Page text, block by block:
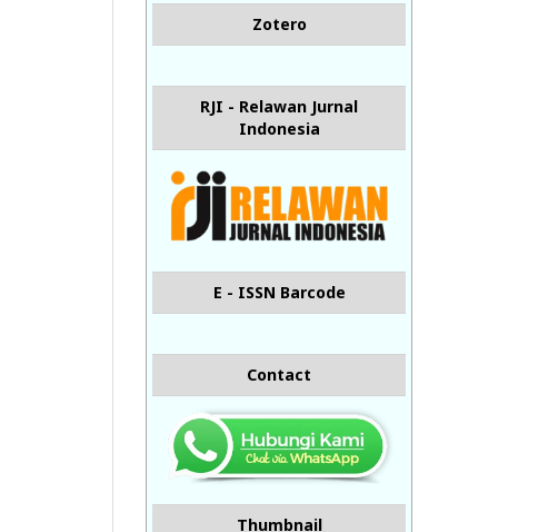
Zotero
RJI - Relawan Jurnal
Indonesia
E - ISSN Barcode
Contact
Thumbnail